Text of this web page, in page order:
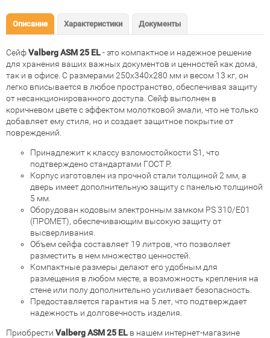
Описание Характеристики Документы
СейфValberg ASM 25 EL- это компактное и надежное решение
для хранения ваших важных документов и ценностей как дома,
так и в офисе. С размерами 250х340х280 мм и весом 13 кг, он
легко вписывается в любое пространство, обеспечивая защиту
от несанкционированного доступа. Сейф выполнен в
коричневом цвете с эффектом молотковой эмали, что не только
добавляет ему стиля, но и создает защитное покрытие от
повреждений.
Принадлежит к классу взломостойкости S1, что
подтверждено стандартами ГОСТ Р.
Корпус изготовлен из прочной стали толщиной 2 мм, а
дверь имеет дополнительную защиту с панелью толщиной
5 мм.
Оборудован кодовым электронным замком PS 310/Е01
(ПРОМЕТ), обеспечивающим высокую защиту от
высверливания.
Объем сейфа составляет 19 литров, что позволяет
разместить в нем множество ценностей.
Компактные размеры делают его удобным для
размещения в любом месте, а возможность крепления на
стене или полу дополнительно усиливает безопасность.
Предоставляется гарантия на 5 лет, что подтверждает
надежность и долговечность изделия.
Приобрести Valberg ASM 25 EL в нашем интернет-магазине